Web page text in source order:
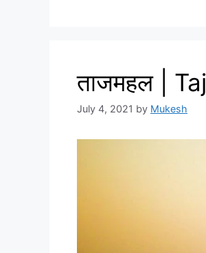
ताजमहल |
July 4, 2021 by Mukesh